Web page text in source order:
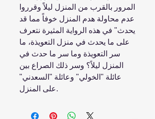
المرور بالقرب من المنزل ليلاً وقرروا
عدم محاولة هدم المنزل خوفاً مما قد
يحدث" في هذه الرواية المثيرة نتعرف
على ما يحدث في منزل التعويذة، ما
سر التعويذة وما سر ما حدث في
المنزل ليلاً؟ وسر ذلك الصراع بين
عائلة "الخولي" وعائلة "السعدني"
على المنزل.